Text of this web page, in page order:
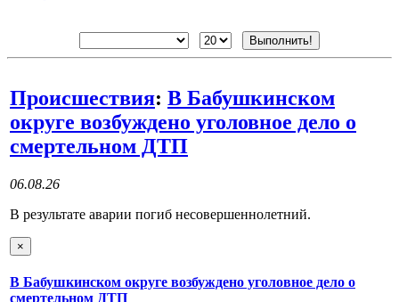
Происшествия: В Бабушкинском
округе возбуждено уголовное дело о
смертельном ДТП
06.08.26
В результате аварии погиб несовершеннолетний.
×
В Бабушкинском округе возбуждено уголовное дело о
смертельном ДТП